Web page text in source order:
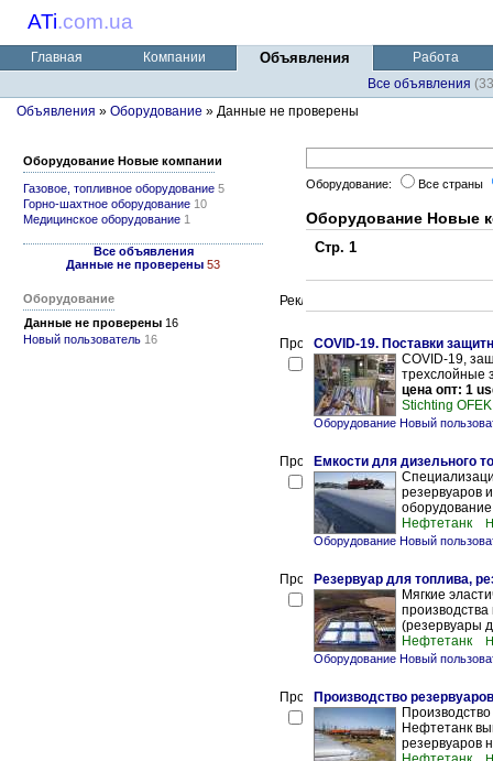
ATi.com.ua
Главная Компании Объявления
Работа
Все объявления
Объявления » Оборудование » Данные не проверены
Оборудование Новые компании
Газовое, топливное оборудование 5
Горно-шахтное оборудование 10
Медицинское оборудование 1
Все объявления
Данные не проверены 53
Оборудование
Данные не проверены 16
Новый пользователь 16
Оборудование: Все страны
Оборудование Новые
Стр. 1
COVID-19. Поставки
COVID-19,
трехслойные
цена опт: 1
Stichting
Оборудование Новый
Емкости для дизельного
резервуаров
оборудование
Нефтетанк
Оборудование Новый
Резервуар для топлива,
Мягкие
(резервуары
Нефтетанк
Оборудование Новый
Производство
Нефтетанк
резервуаров